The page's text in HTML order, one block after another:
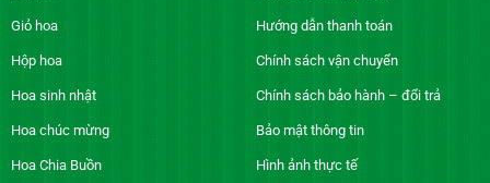
Giỏ hoa
Hộp hoa
Hoa sinh nhật
Hoa chúc mừng
Hoa Chia Buồn
Hướng dẫn thanh toán
Chính sách vận chuyển
Chính sách bảo hành – đổi trả
Bảo mật thông tin
Hình ảnh thực tế